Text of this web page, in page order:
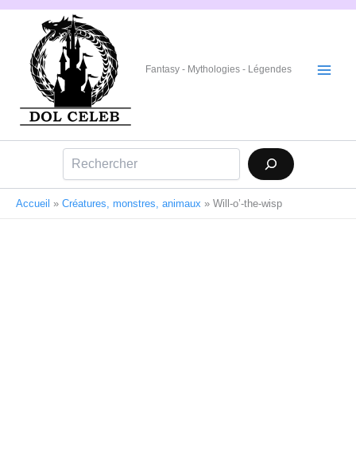
Aller
Fantasy - Mythologies - Légendes
Accueil » Créatures, monstres, animaux » Will-o’-the-wisp